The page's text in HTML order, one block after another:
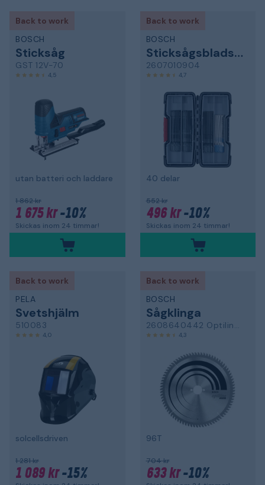
Back to work
BOSCH
Sticksåg
GST 12V-70
4,5
utan batteri och laddare
1 862 kr
1 675 kr-10%
Skickas inom 24 timmar!
Back to work
BOSCH
Sticksågsbladsats
2607010904
4,7
40 delar
552 kr
496 kr-10%
Skickas inom 24 timmar!
Back to work
PELA
Svetshjälm
510083
4,0
solcellsdriven
1 281 kr
1 089 kr-15%
Back to work
BOSCH
Sågklinga
2608640442 Optiline Wood
4,3
96T
704 kr
633 kr-10%